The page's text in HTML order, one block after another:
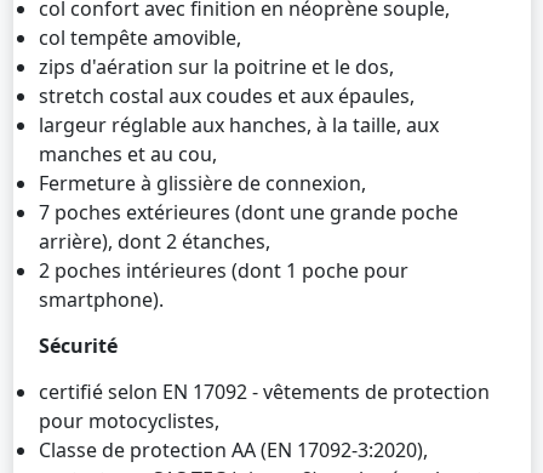
col confort avec finition en néoprène souple,
col tempête amovible,
zips d'aération sur la poitrine et le dos,
stretch costal aux coudes et aux épaules,
largeur réglable aux hanches, à la taille, aux
manches et au cou,
Fermeture à glissière de connexion,
7 poches extérieures (dont une grande poche
arrière), dont 2 étanches,
2 poches intérieures (dont 1 poche pour
smartphone).
Sécurité
certifié selon EN 17092 - vêtements de protection
pour motocyclistes,
Classe de protection AA (EN 17092-3:2020),